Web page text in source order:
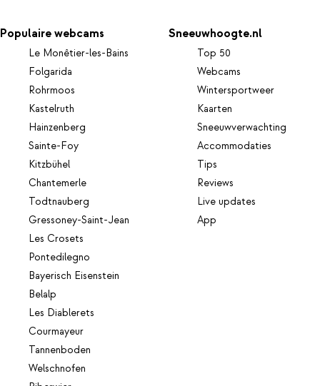
Populaire webcams
Le Monêtier-les-Bains
Folgarida
Rohrmoos
Kastelruth
Hainzenberg
Sainte-Foy
Kitzbühel
Chantemerle
Todtnauberg
Gressoney-Saint-Jean
Les Crosets
Pontedilegno
Bayerisch Eisenstein
Belalp
Les Diablerets
Courmayeur
Tannenboden
Welschnofen
Sneeuwhoogte.nl
Top 50
Webcams
Wintersportweer
Kaarten
Sneeuwverwachting
Accommodaties
Tips
Reviews
Live updates
App